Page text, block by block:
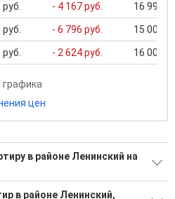
- 4 167 руб. 16 999
- 6 796 руб. 15 000
- 2 624 руб. 16 000
графика
цен
в районе Ленинский на
квартиру в районе
в районе Ленинский,